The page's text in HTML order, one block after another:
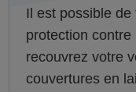
Il est possible
protection
recouvrez votre
couvertures en